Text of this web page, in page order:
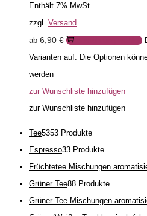
Enthält 7% MwSt.
zzgl. Versand
ab 6,90 € Ausführung wählen
Varianten auf. Die Optionen
werden
zur Wunschliste hinzufügen
zur Wunschliste hinzufügen
Tee5353 Produkte
Espresso33 Produkte
Früchtetee Mischungen
Grüner Tee88 Produkte
Grüner Tee Mischungen